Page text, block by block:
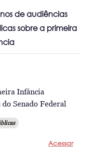
de audiências
sobre a primeira
Infância
Senado Federal
Acessar